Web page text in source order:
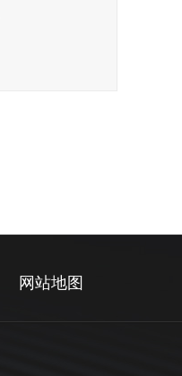
网站地图